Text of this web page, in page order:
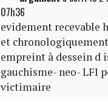
07h36
evidement recevable
et
empreint à dessein d
gauchisme- neo- LFI
victimaire